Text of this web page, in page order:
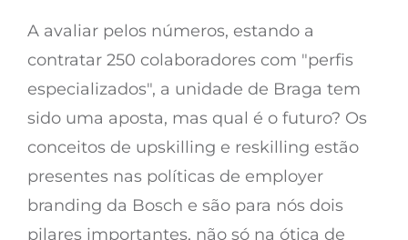
A avaliar pelos números, estando a
contratar 250 colaboradores com "perfis
especializados", a unidade de Braga tem
sido uma aposta, mas qual é o futuro? Os
conceitos de upskilling e reskilling estão
presentes nas políticas de employer
branding da Bosch e são para nós dois
pilares importantes, não só na ótica de